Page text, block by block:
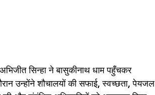
सिन्हा ने बासुकीनाथ धाम पहुँचकर
उन्होंने शौचालयों की सफाई, स्वच्छता, पेयजल